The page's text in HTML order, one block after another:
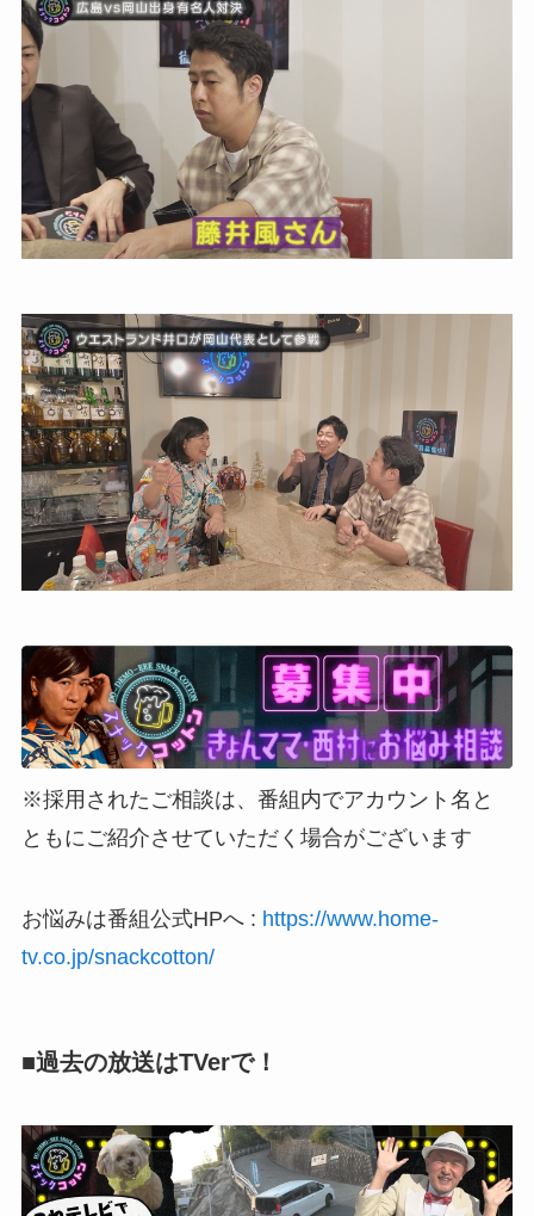
※採用されたご相談は、番組内でアカウント名と
ともにご紹介させていただく場合がございます
お悩みは番組公式HPへ : https://www.home-
tv.co.jp/snackcotton/
■過去の放送はTVerで！